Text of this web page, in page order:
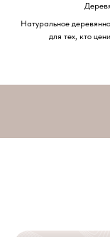
Натуральное
для тех, кто